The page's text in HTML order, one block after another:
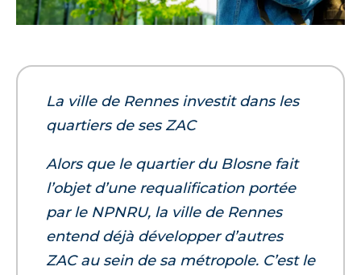
La ville de Rennes investit dans les
quartiers de ses ZAC
Alors que le quartier du Blosne fait
l’objet d’une requalification portée
par le NPNRU, la ville de Rennes
entend déjà développer d’autres
ZAC au sein de sa métropole. C’est le